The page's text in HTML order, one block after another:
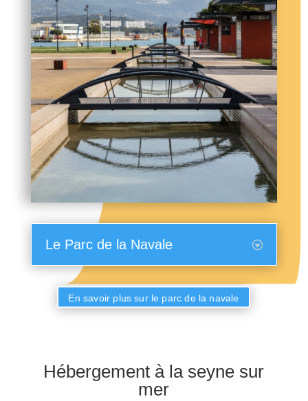
Le Parc de la Navale
En savoir plus sur le parc de la navale
Hébergement à la seyne sur
mer